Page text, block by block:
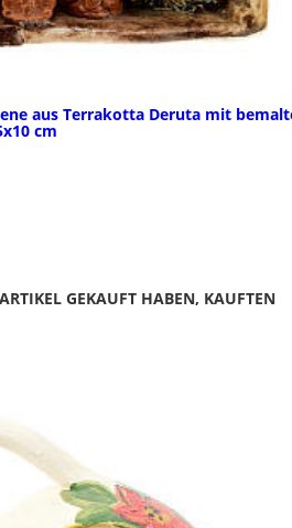
aus Terrakotta Deruta mit
cm
GEKAUFT HABEN, KAUFTEN